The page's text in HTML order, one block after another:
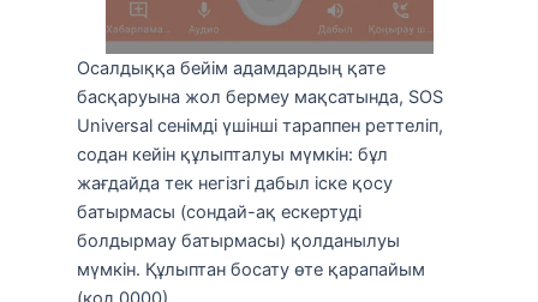
Осалдыққа бейім адамдардың қате
басқаруына жол бермеу мақсатында, SOS
Universal сенімді үшінші тараппен реттеліп,
содан кейін құлыпталуы мүмкін: бұл
жағдайда тек негізгі дабыл іске қосу
батырмасы (сондай-ақ ескертуді
болдырмау батырмасы) қолданылуы
мүмкін. Құлыптан босату өте қарапайым